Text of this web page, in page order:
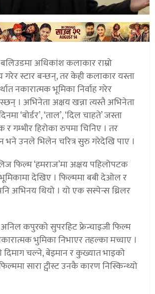
बलिउडमा अधिकांश कलाकार राम्रो
स्टार बन्छन्, तर केही कलाकार यस्ता
नकारात्मक भूमिका निर्वाह गरेर
। अभिनेता अक्षय खन्ना त्यस्तै अभिनेता
‘बोर्डर’, ‘ताल’, ‘दिल चाहते’ जस्ता
र गम्भीर हिरोका रुपमा चिनिए । तर
भने उनले भिलेन चरित्र सुरु गरेदेखि पाए ।
फिल्म ‘हमराज’मा अक्षय पहिलोपटक
देखिए । फिल्ममा बबी देओल र
अभिनय थियो । यो एक सस्पेन्स थ्रिलर
कपुरको सुपरहिट फ्रेन्चाइजी फिल्म
भुमिका निभाएर तहल्का मच्चाए ।
चल्ने, बेइमान र कुख्यात भाइको
सारा ट्वीस्ट उनकै कारण निस्किन्थ्यो